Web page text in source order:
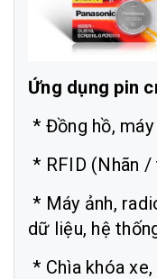
Ứng dụng pin
* Đồng hồ,
* RFID (Nhãn
* Máy ảnh,
dữ liệu, hệ
* Chìa khóa